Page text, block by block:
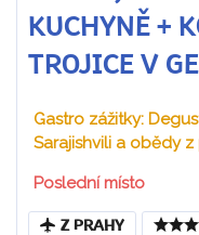
KUCHYNĚ +
TROJICE V
Gastro zážitky:
Sarajishvili a obědy
Poslední místo
Z PRAHY